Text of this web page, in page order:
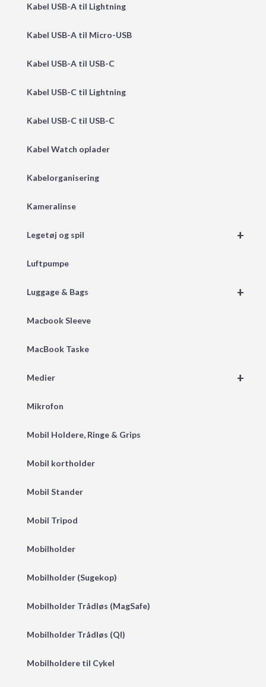
Kabel USB-A til Lightning
Kabel USB-A til Micro-USB
Kabel USB-A til USB-C
Kabel USB-C til Lightning
Kabel USB-C til USB-C
Kabel Watch oplader
Kabelorganisering
Kameralinse
+
Legetøj og spil
Luftpumpe
+
Luggage & Bags
Macbook Sleeve
MacBook Taske
+
Medier
Mikrofon
Mobil Holdere, Ringe & Grips
Mobil kortholder
Mobil Stander
Mobil Tripod
Mobilholder
Mobilholder (Sugekop)
Mobilholder Trådløs (MagSafe)
Mobilholder Trådløs (QI)
Mobilholdere til Cykel